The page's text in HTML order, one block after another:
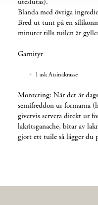
Blanda med övriga
Bred ut tunt på en
minuter tills tuilen är
Garnityr
1 ask Atsinakrasse
Montering: När det är
semifreddon ur formarna
givetvis servera direkt ur
lakritsganache, bitar av
gjort ett tuile så lägger du